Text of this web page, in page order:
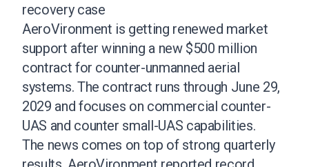
recovery case
AeroVironment is getting renewed market
support after winning a new $500 million
contract for counter-unmanned aerial
systems. The contract runs through June 29,
2029 and focuses on commercial counter-
UAS and counter small-UAS capabilities.
The news comes on top of strong quarterly